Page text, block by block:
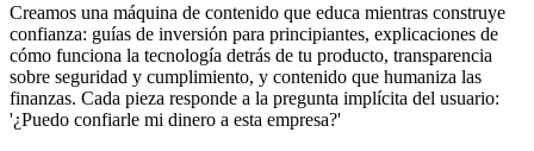
Creamos una máquina de contenido que educa mientras construye
confianza: guías de inversión para principiantes, explicaciones de
cómo funciona la tecnología detrás de tu producto, transparencia
sobre seguridad y cumplimiento, y contenido que humaniza las
finanzas. Cada pieza responde a la pregunta implícita del usuario:
'¿Puedo confiarle mi dinero a esta empresa?'